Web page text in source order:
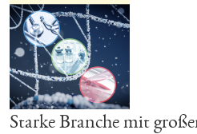
Starke Branche mit